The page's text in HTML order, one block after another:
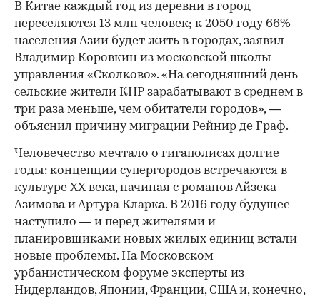
В Китае каждый год из деревни в город
переселяются 13 млн человек; к 2050 году 66%
населения Азии будет жить в городах, заявил
Владимир Коровкин из московской школы
управления «Сколково». «На сегодняшний день
сельские жители КНР зарабатывают в среднем в
три раза меньше, чем обитатели городов», —
объяснил причину миграции Рейнир де Граф.
Человечество мечтало о гигаполисах долгие
годы: концепции супергородов встречаются в
культуре XX века, начиная с романов Айзека
Азимова и Артура Кларка. В 2016 году будущее
наступило — и перед жителями и
планировщиками новых жилых единиц встали
новые проблемы. На Московском
урбанистическом форуме эксперты из
Нидерландов, Японии, Франции, США и, конечно,